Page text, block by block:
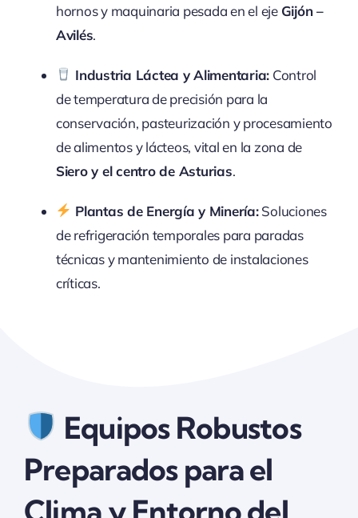
hornos y maquinaria pesada en el eje Gijón –
Avilés.
Industria Láctea y Alimentaria: Control
de temperatura de precisión para la
conservación, pasteurización y procesamiento
de alimentos y lácteos, vital en la zona de
Siero y el centro de Asturias.
Plantas de Energía y Minería:Soluciones
de refrigeración temporales para paradas
técnicas y mantenimiento de instalaciones
críticas.
Equipos Robustos
Preparados para el
Clima y Entorno del